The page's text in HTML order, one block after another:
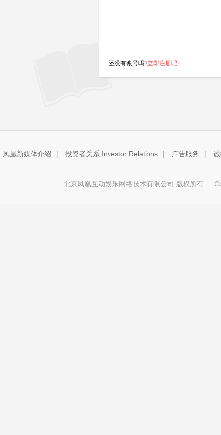
还没有账号吗?立即注册吧!
凤凰新媒体介绍 | 投资者关系 Investor Relations | 广告服务 |
北京凤凰互动娱乐网络技术有限公司 版权所有